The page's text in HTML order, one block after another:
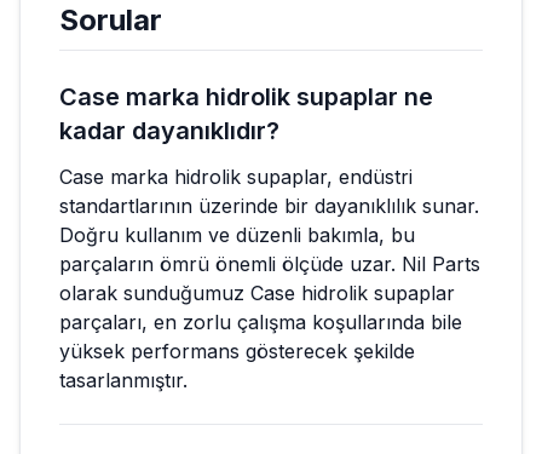
Sorular
Case marka hidrolik supaplar ne
kadar dayanıklıdır?
Case marka hidrolik supaplar, endüstri
standartlarının üzerinde bir dayanıklılık sunar.
Doğru kullanım ve düzenli bakımla, bu
parçaların ömrü önemli ölçüde uzar. Nil Parts
olarak sunduğumuz Case hidrolik supaplar
parçaları, en zorlu çalışma koşullarında bile
yüksek performans gösterecek şekilde
tasarlanmıştır.